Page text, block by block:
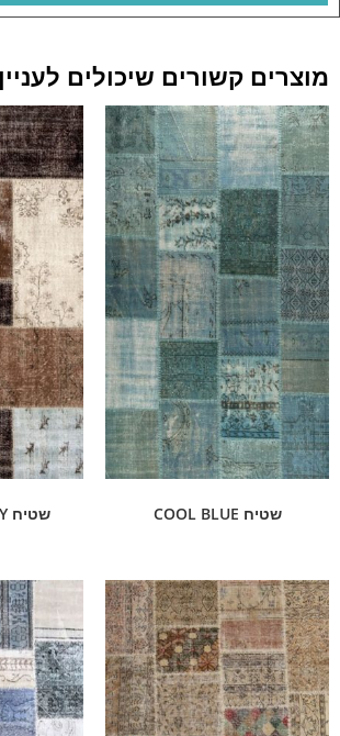
מוצרים קשורים שיכולים
שטיח COOL BLUE שטיח BROWN MULTY